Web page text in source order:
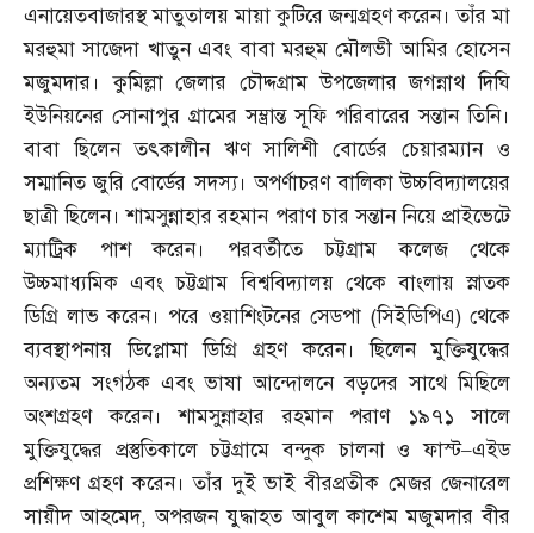
এনায়েতবাজারস্থ মাতুতালয় মায়া কুটিরে জন্মগ্রহণ করেন। তাঁর মা
মরহুমা সাজেদা খাতুন এবং বাবা মরহুম মৌলভী আমির হোসেন
মজুমদার। কুমিল্লা জেলার চৌদ্দগ্রাম উপজেলার জগন্নাথ দিঘি
ইউনিয়নের সোনাপুর গ্রামের সম্ভ্রান্ত সূফি পরিবারের সন্তান তিনি।
বাবা ছিলেন তৎকালীন ঋণ সালিশী বোর্ডের চেয়ারম্যান ও
সম্মানিত জুরি বোর্ডের সদস্য। অপর্ণাচরণ বালিকা উচ্চবিদ্যালয়ের
ছাত্রী ছিলেন। শামসুন্নাহার রহমান পরাণ চার সন্তান নিয়ে প্রাইভেটে
ম্যাট্রিক পাশ করেন। পরবর্তীতে চট্টগ্রাম কলেজ থেকে
উচ্চমাধ্যমিক এবং চট্টগ্রাম বিশ্ববিদ্যালয় থেকে বাংলায় স্নাতক
ডিগ্রি লাভ করেন। পরে ওয়াশিংটনের সেডপা (সিইডিপিএ)থেকে
ব্যবস্থাপনায় ডিপ্লোমা ডিগ্রি গ্রহণ করেন। ছিলেন মুক্তিযুদ্ধের
অন্যতম সংগঠক এবং ভাষা আন্দোলনে বড়দের সাথে মিছিলে
অংশগ্রহণ করেন। শামসুন্নাহার রহমান পরাণ ১৯৭১ সালে
মুক্তিযুদ্ধের প্রস্তুতিকালে চট্টগ্রামে বন্দুক চালনা ও ফাস্ট–এইড
প্রশিক্ষণ গ্রহণ করেন। তাঁর দুই ভাই বীরপ্রতীক মেজর জেনারেল
সায়ীদ আহমেদ,অপরজন যুদ্ধাহত আবুল কাশেম মজুমদার বীর